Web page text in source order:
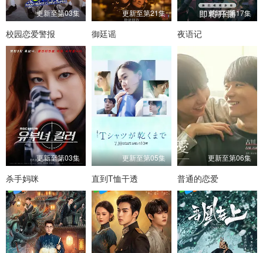
更新至第03集
校园恋爱警报
更新至第21集
御廷谣
更新至第17集
夜语记
更新至第03集
杀手妈咪
更新至第05集
直到T恤干透
更新至第06集
普通的恋爱